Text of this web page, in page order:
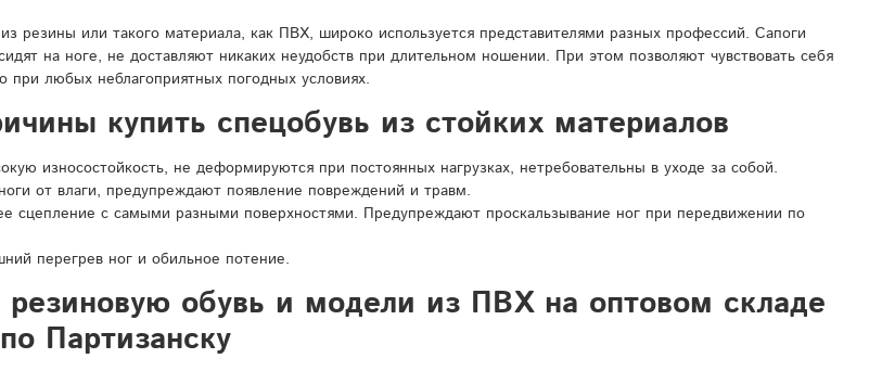
резины или такого материала, как ПВХ, широко используется представителями разных профессий. Сапоги
на ноге, не доставляют никаких неудобств при длительном ношении. При этом позволяют чувствовать себя
любых неблагоприятных погодных условиях.
купить спецобувь из стойких материалов
износостойкость, не деформируются при постоянных нагрузках, нетребовательны в уходе за собой.
от влаги, предупреждают появление повреждений и травм.
сцепление с самыми разными поверхностями. Предупреждают проскальзывание ног при передвижении по
перегрев ног и обильное потение.
резиновую обувь и модели из ПВХ на оптовом складе
Партизанску